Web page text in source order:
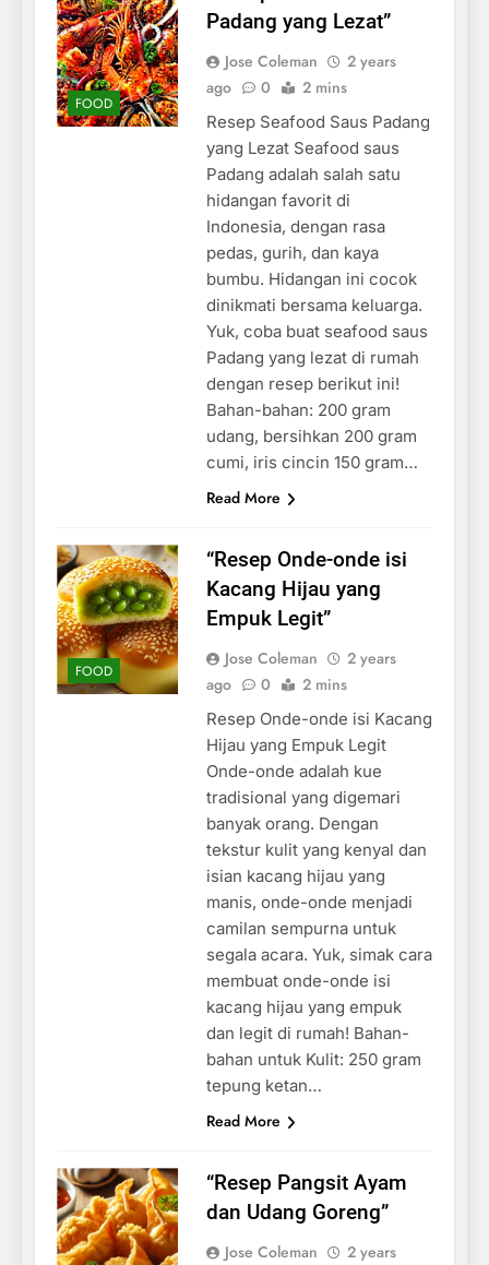
FOOD
Padang yang Lezat”
Jose Coleman
2 years
ago
0 2 mins
Resep Seafood Saus Padang
yang Lezat Seafood saus
Padang adalah salah satu
hidangan favorit di
Indonesia, dengan rasa
pedas, gurih, dan kaya
bumbu. Hidangan ini cocok
dinikmati bersama keluarga.
Yuk, coba buat seafood saus
Padang yang lezat di rumah
dengan resep berikut ini!
Bahan-bahan: 200 gram
udang, bersihkan 200 gram
cumi, iris cincin 150 gram…
Read More
FOOD
“Resep Onde-onde isi
Kacang Hijau yang
Empuk Legit”
Jose Coleman
2 years
ago
0 2 mins
Resep Onde-onde isi Kacang
Hijau yang Empuk Legit
Onde-onde adalah kue
tradisional yang digemari
banyak orang. Dengan
tekstur kulit yang kenyal dan
isian kacang hijau yang
manis, onde-onde menjadi
camilan sempurna untuk
segala acara. Yuk, simak cara
membuat onde-onde isi
kacang hijau yang empuk
dan legit di rumah! Bahan-
bahan untuk Kulit: 250 gram
tepung ketan…
Read More
“Resep Pangsit Ayam
dan Udang Goreng”
Jose Coleman
2 years